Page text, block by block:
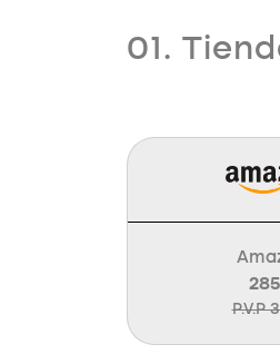
01.
P.V.P